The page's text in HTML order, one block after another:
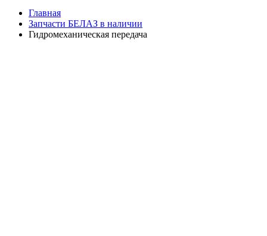
Главная
Запчасти БЕЛАЗ в наличии
Гидромеханическая передача